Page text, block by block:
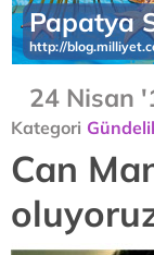
Papatya
http://
24 Nisan
Kategori
Can